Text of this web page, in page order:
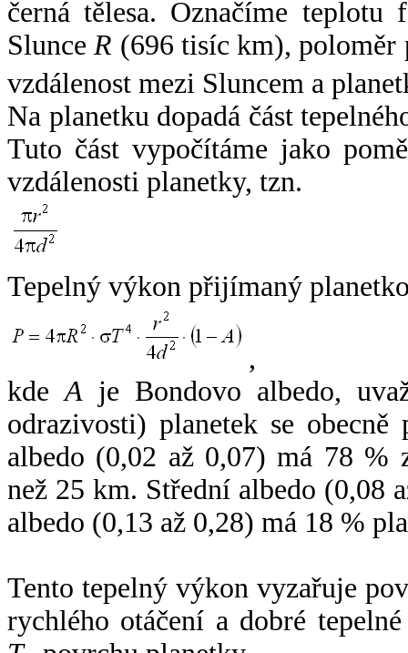
černá tělesa. Označíme
SlunceR (696 tisíc km),
vzdálenost mezi Sluncem a
Na planetku dopadá část
Tuto část vypočítáme jako
vzdálenosti planetky, tzn.
Tepelný výkon přijímaný
,
kdeA je Bondovo albedo,
odrazivosti) planetek se
albedo (0,02 až 0,07) má 78 %
než 25 km. Střední albedo (0,08
albedo (0,13 až 0,28) má 18 %
Tento tepelný výkon vyzařuje
rychlého otáčení a dobré